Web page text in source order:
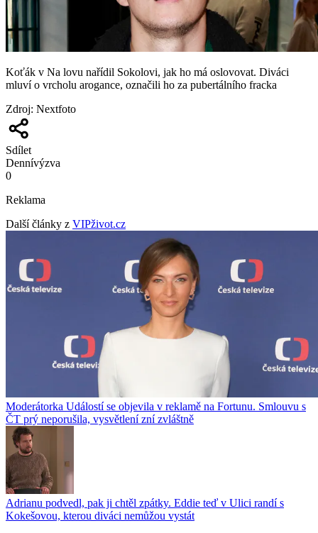
Koťák v Na lovu nařídil Sokolovi, jak ho má oslovovat. Diváci
mluví o vrcholu arogance, označili ho za pubertálního fracka
Zdroj: Nextfoto
Sdílet
Dennívýzva
0
Reklama
Další články z VIPživot.cz
Moderátorka Událostí se objevila v reklamě na Fortunu. Smlouvu s
ČT prý neporušila, vysvětlení zní zvláštně
Adrianu podvedl, pak ji chtěl zpátky. Eddie teď v Ulici randí s
Kokešovou, kterou diváci nemůžou vystát